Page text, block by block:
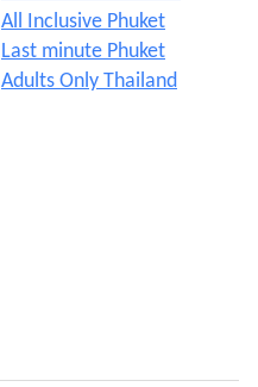
All Inclusive Phuket
Last minute Phuket
Adults Only Thailand